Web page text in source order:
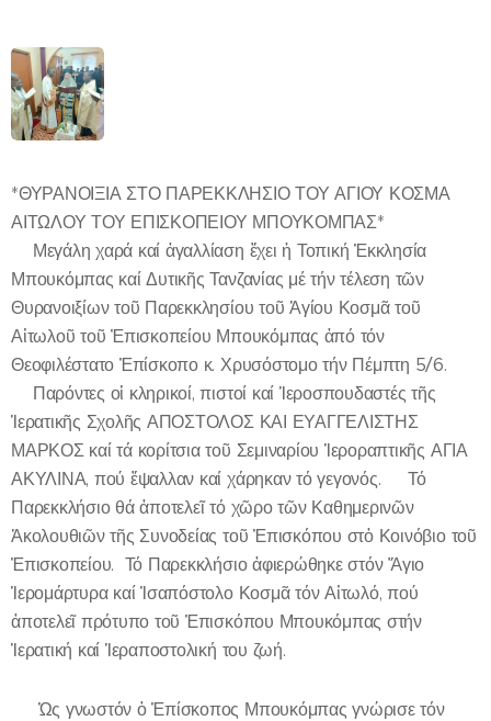
*ΘΥΡΑΝΟΙΞΙΑ ΣΤΟ ΠΑΡΕΚΚΛΗΣΙΟ ΤΟΥ ΑΓΙΟΥ ΚΟΣΜΑ
ΑΙΤΩΛΟΥ ΤΟΥ ΕΠΙΣΚΟΠΕΙΟΥ ΜΠΟΥΚΟΜΠΑΣ*
✨Μεγάλη χαρά καί ἀγαλλίαση ἔχει ἡ Τοπική Ἐκκλησία
Μπουκόμπας καί Δυτικῆς Τανζανίας μέ τήν τέλεση τῶν
Θυρανοιξίων τοῦ Παρεκκλησίου τοῦ Ἁγίου Κοσμᾶ τοῦ
Αἰτωλοῦ τοῦ Ἐπισκοπείου Μπουκόμπας ἀπό τόν
Θεοφιλέστατο Ἐπίσκοπο κ. Χρυσόστομο τήν Πέμπτη 5/6.
🔸Παρόντες οἱ κληρικοί, πιστοί καί Ἱεροσπουδαστές τῆς
Ἱερατικῆς Σχολῆς ΑΠΟΣΤΟΛΟΣ ΚΑΙ ΕΥΑΓΓΕΛΙΣΤΗΣ
ΜΑΡΚΟΣ καί τά κορίτσια τοῦ Σεμιναρίου Ἱεροραπτικῆς ΑΓΙΑ
ΑΚΥΛΙΝΑ, πού ἔψαλλαν καί χάρηκαν τό γεγονός. ⛪Τό
Παρεκκλήσιο θά ἀποτελεῖ τό χῶρο τῶν Καθημερινῶν
Ἀκολουθιῶν τῆς Συνοδείας τοῦ Ἐπισκόπου στὀ Κοινόβιο τοῦ
Ἐπισκοπείου. Τό Παρεκκλήσιο ἀφιερώθηκε στόν Ἅγιο
Ἱερομάρτυρα καί Ἰσαπόστολο Κοσμᾶ τόν Αἰτωλό, πού
ἀποτελεῖ πρότυπο τοῦ Ἐπισκόπου Μπουκόμπας στήν
Ἱερατική καί Ἱεραποστολική του ζωή.
📌 Ὡς γνωστόν ὁ Ἐπίσκοπος Μπουκόμπας γνώρισε τόν